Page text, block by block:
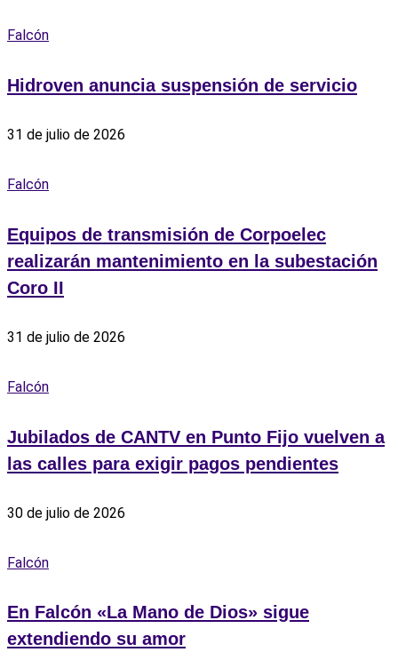
Falcón
Hidroven anuncia suspensión de servicio
31 de julio de 2026
Falcón
Equipos de transmisión de Corpoelec
realizarán mantenimiento en la subestación
Coro II
31 de julio de 2026
Falcón
Jubilados de CANTV en Punto Fijo vuelven a
las calles para exigir pagos pendientes
30 de julio de 2026
Falcón
En Falcón «La Mano de Dios» sigue
extendiendo su amor